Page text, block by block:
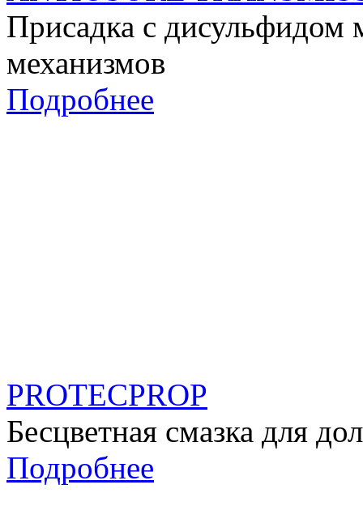
Присадка с дисульфидом
механизмов
Подробнее
PROTECPROP
Бесцветная смазка для
Подробнее